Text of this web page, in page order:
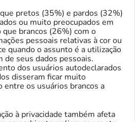
pretos (35%) e pardos (32%)
ou muito preocupados em
brancos (26%) com o
pessoais relativas à cor ou
quando o assunto é a utilização
de seus dados pessoais.
dos usuários autodeclarados
disseram ficar muito
entre os usuários brancos a
à privacidade também afeta